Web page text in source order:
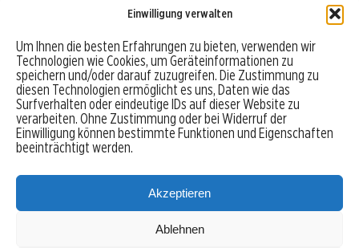
Einwilligung verwalten
Um Ihnen die besten Erfahrungen zu bieten, verwenden wir
Technologien wie Cookies, um Geräteinformationen zu
speichern und/oder darauf zuzugreifen. Die Zustimmung zu
diesen Technologien ermöglicht es uns, Daten wie das
Surfverhalten oder eindeutige IDs auf dieser Website zu
verarbeiten. Ohne Zustimmung oder bei Widerruf der
Einwilligung können bestimmte Funktionen und Eigenschaften
beeinträchtigt werden.
Akzeptieren
Ablehnen
Robo-Advisor vergleichen
Depotvergleich
Festgeld vergleichen
Tagesgeld vergleichen